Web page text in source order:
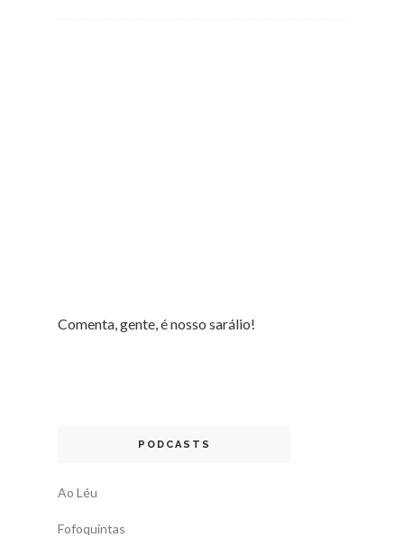
Comenta, gente, é nosso sarálio!
PODCASTS
Ao Léu
Fofoquintas